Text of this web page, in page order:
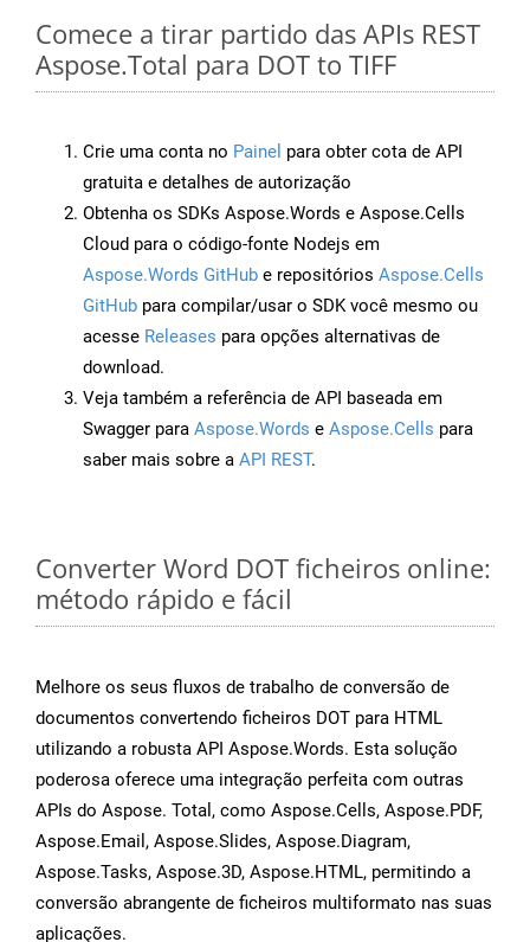
Comece a tirar partido das APIs REST
Aspose.Total para DOT to TIFF
Crie uma conta no Painel para obter cota de API
gratuita e detalhes de autorização
Obtenha os SDKs Aspose.Words e Aspose.Cells
Cloud para o código-fonte Nodejs em
Aspose.Words GitHub e repositórios Aspose.Cells
GitHub para compilar/usar o SDK você mesmo ou
acesse Releases para opções alternativas de
download.
Veja também a referência de API baseada em
Swagger para Aspose.Words e Aspose.Cells para
saber mais sobre a API REST.
Converter Word DOT ficheiros online:
método rápido e fácil
Melhore os seus fluxos de trabalho de conversão de
documentos convertendo ficheiros DOT para HTML
utilizando a robusta API Aspose.Words. Esta solução
poderosa oferece uma integração perfeita com outras
APIs do Aspose. Total, como Aspose.Cells, Aspose.PDF,
Aspose.Email, Aspose.Slides, Aspose.Diagram,
Aspose.Tasks, Aspose.3D, Aspose.HTML, permitindo a
conversão abrangente de ficheiros multiformato nas suas
aplicações.